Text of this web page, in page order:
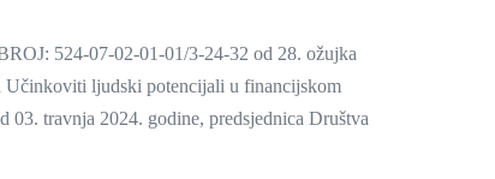
524-07-02-01-01/3-24-32 od 28. ožujka
Učinkoviti ljudski potencijali u financijskom
travnja 2024. godine, predsjednica Društva